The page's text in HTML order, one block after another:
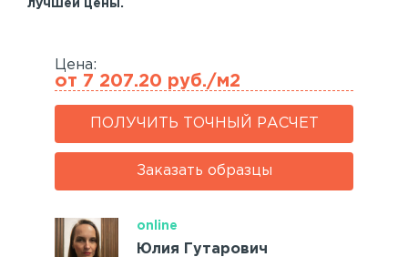
лучшей цены.
Цена:
от 7 207.20 руб./м2
ПОЛУЧИТЬ ТОЧНЫЙ РАСЧЕТ
Заказать образцы
online
Юлия Гутарович